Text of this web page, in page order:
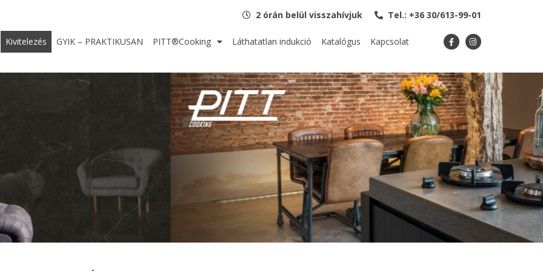
2 órán belül visszahívjuk Tel.: +36 30/613-99-01
Kivitelezés GYIK – PRAKTIKUSAN PITT®Cooking Láthatatlan indukció Katalógus Kapcsolat
F
a
c
o
o
k
-
f
I
n
s
g
r
a
m